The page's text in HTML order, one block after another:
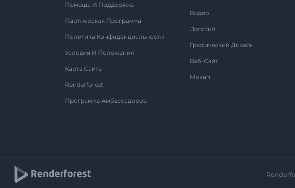
Помощь И Поддержка
Партнерская Программа
Политика Конфиденциальности
Условия И Положения
Карта Сайта
Renderforest
Программа Амбассадоров
Видео
Логотип
Графический Дизайн
Веб-Сайт
Мокап